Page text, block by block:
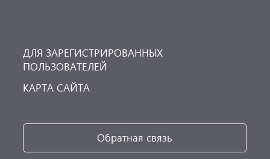
ДЛЯ ЗАРЕГИСТРИРОВАННЫХ
ПОЛЬЗОВАТЕЛЕЙ
КАРТА САЙТА
Обратная связь